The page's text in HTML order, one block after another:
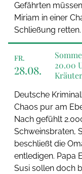
Gefährten
Miriam in einer
Schließung retten.
FR.
28.08.
20.00
Deutsche
Chaos pur am
Nach gefühlt
Schweinsbraten,
beschließt die
entledigen. Papa
Susi sollen doch